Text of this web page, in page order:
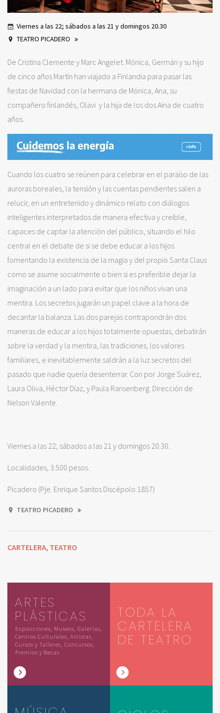
Viernes a las 22; sábados a las 21 y domingos 20.30
TEATRO PICADERO
De Cristina Clemente y Marc Angelet. Mónica, Germán y su hijo
de cinco años Martín han viajado a Finlandia para pasar las
fiestas de Navidad con la hermana de Mónica, Ana, su
compañero finlandés, Olavi y la hija de los dos Aina de cuatro
años.
Cuando los cuatro se reúnen para celebrar en el paraíso de las
auroras boreales, la tensión y las cuentas pendientes salen a
relucir, en un entretenido y dinámico relato con diálogos
inteligentes interpretados de manera efectiva y creíble,
capaces de captar la atención del público, situando el hilo
central en el debate de si se debe educar a los hijos
fomentando la existencia de la magia y del propio Santa Claus
como se asume socialmente o bien si es preferible dejar la
imaginación a un lado para evitar que los niños vivan una
mentira. Los secretos jugarán un papel clave a la hora de
decantar la balanza. Las dos parejas contrapondrán dos
maneras de educar a los hijos totalmente opuestas, debatirán
sobre la verdad y la mentira, las tradiciones, los valores
familiares, e inevitablemente saldrán a la luz secretos del
pasado que nadie quería desenterrar. Con por Jorge Suárez,
Laura Oliva, Héctor Díaz, y Paula Ransenberg. Dirección de
Nelson Valente.
Viernes a las 22; sábados a las 21 y domingos 20.30.
Localidades, 3.500 pesos.
Picadero (Pje. Enrique Santos Discépolo 1857)
TEATRO PICADERO
CARTELERA, TEATRO
ARTES
PLÁSTICAS
Exposiciones, Museos, Galerías,
Centros Culturales, Artistas,
Cursos y Talleres, Concursos,
Premios y Becas
TODA LA
CARTELERA
DE TEATRO